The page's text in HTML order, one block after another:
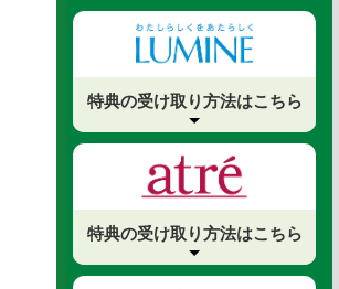
特典の受け取り方法はこちら
特典の受け取り方法はこちら